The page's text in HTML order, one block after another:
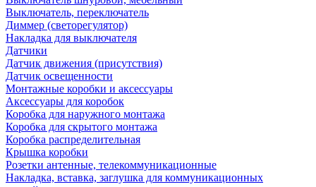
Выключатель, переключатель
Диммер (светорегулятор)
Накладка для выключателя
Датчики
Датчик движения (присутствия)
Датчик освещенности
Монтажные коробки и аксессуары
Аксессуары для коробок
Коробка для наружного монтажа
Коробка для скрытого монтажа
Коробка распределительная
Крышка коробки
Розетки антенные, телекоммуникационные
Накладка, вставка, заглушка для коммуникационных